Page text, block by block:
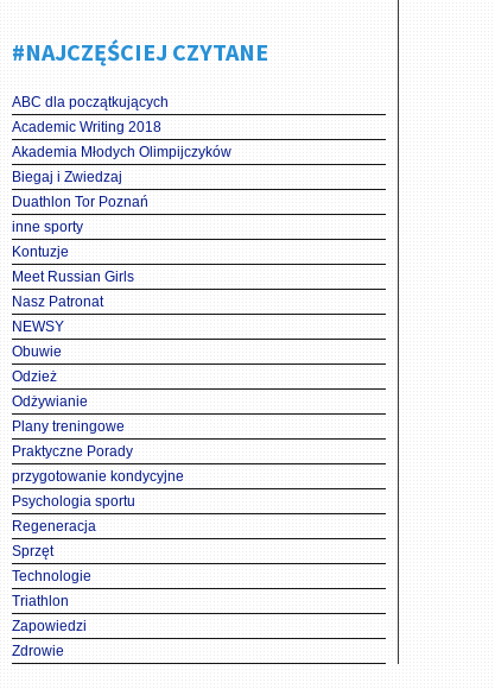
#NAJCZĘŚCIEJ CZYTANE
ABC dla początkujących
Academic Writing 2018
Akademia Młodych Olimpijczyków
Biegaj i Zwiedzaj
Duathlon Tor Poznań
inne sporty
Kontuzje
Meet Russian Girls
Nasz Patronat
NEWSY
Obuwie
Odzież
Odżywianie
Plany treningowe
Praktyczne Porady
przygotowanie kondycyjne
Psychologia sportu
Regeneracja
Sprzęt
Technologie
Triathlon
Zapowiedzi
Zdrowie